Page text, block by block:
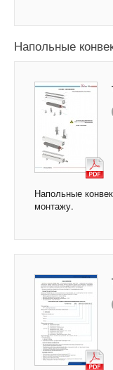
Напольные
Напольные
монтажу.